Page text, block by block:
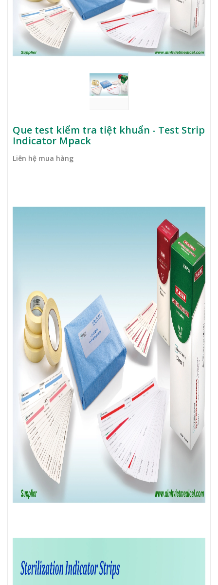
Que test kiểm tra tiệt khuẩn - Test Strip
Indicator Mpack
Liên hệ mua hàng